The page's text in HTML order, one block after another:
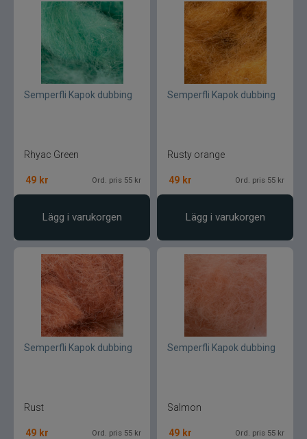
Semperfli Kapok dubbing
Rhyac Green
49 kr Ord. pris 55 kr
Lägg i varukorgen
Semperfli Kapok dubbing
Rusty orange
49 kr Ord. pris 55 kr
Lägg i varukorgen
Semperfli Kapok dubbing
Rust
49 kr Ord. pris 55 kr
Semperfli Kapok dubbing
Salmon
49 kr Ord. pris 55 kr